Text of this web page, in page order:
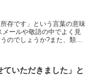
存です」という言葉の意味
ールや敬語の中でよく見
のでしょうか?また、類語
ていただきました」と